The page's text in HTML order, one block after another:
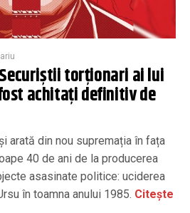
torționari ai lui
achitați definitiv de
arată din nou supremația în fața
40 de ani de la producerea
asasinate politice: uciderea
în toamna anului 1985. Citește